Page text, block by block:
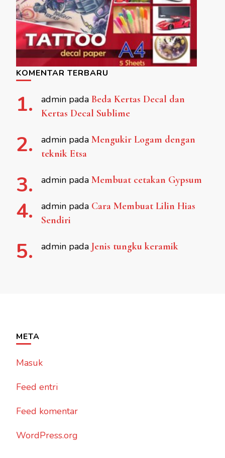
KOMENTAR TERBARU
admin pada Beda Kertas Decal dan
Kertas Decal Sublime
admin pada Mengukir Logam dengan
teknik Etsa
admin pada Membuat cetakan Gypsum
admin pada Cara Membuat Lilin Hias
Sendiri
admin pada Jenis tungku keramik
META
Masuk
Feed entri
Feed komentar
WordPress.org